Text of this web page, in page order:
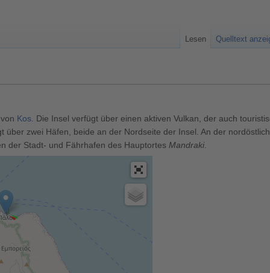
Kos. Die Insel verfügt über einen aktiven Vulkan, der auch
über zwei Häfen, beide an der Nordseite der Insel. An der
der Stadt- und Fährhafen des Hauptortes Mandraki.
Lesen Quelltext